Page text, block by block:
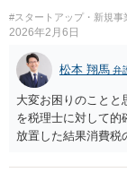
#スタートアップ・新規事
2026年2月6日
松本 翔馬 弁
大変お困りのことと
を税理士に対して的
放置した結果消費税
あるか否かという